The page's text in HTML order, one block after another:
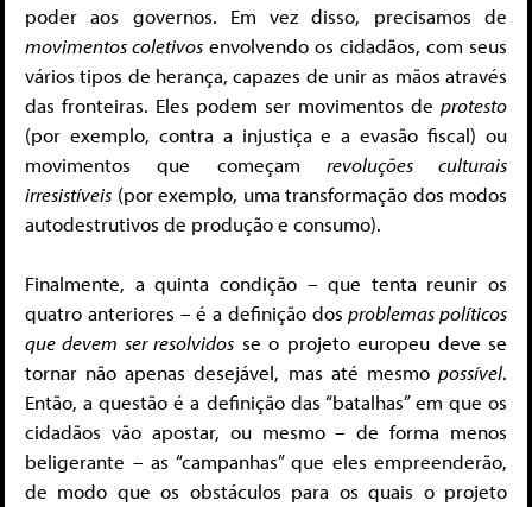
poder aos governos. Em vez disso, precisamos de
movimentos coletivos envolvendo os cidadãos, com seus
vários tipos de herança, capazes de unir as mãos através
das fronteiras. Eles podem ser movimentos de protesto
(por exemplo, contra a injustiça e a evasão fiscal) ou
movimentos que começam revoluções culturais
irresistíveis (por exemplo, uma transformação dos modos
autodestrutivos de produção e consumo).
Finalmente, a quinta condição – que tenta reunir os
quatro anteriores – é a definição dosproblemas políticos
que devem ser resolvidos se o projeto europeu deve se
tornar não apenas desejável, mas até mesmo possível.
Então, a questão é a definição das “batalhas” em que os
cidadãos vão apostar, ou mesmo – de forma menos
beligerante – as “campanhas” que eles empreenderão,
de modo que os obstáculos para os quais o projeto